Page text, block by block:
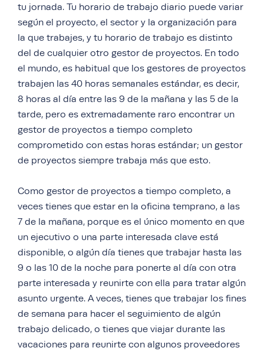
tu jornada. Tu horario de trabajo diario puede variar
según el proyecto, el sector y la organización para
la que trabajes, y tu horario de trabajo es distinto
del de cualquier otro gestor de proyectos. En todo
el mundo, es habitual que los gestores de proyectos
trabajen las 40 horas semanales estándar, es decir,
8 horas al día entre las 9 de la mañana y las 5 de la
tarde, pero es extremadamente raro encontrar un
gestor de proyectos a tiempo completo
comprometido con estas horas estándar; un gestor
de proyectos siempre trabaja más que esto.
Como gestor de proyectos a tiempo completo, a
veces tienes que estar en la oficina temprano, a las
7 de la mañana, porque es el único momento en que
un ejecutivo o una parte interesada clave está
disponible, o algún día tienes que trabajar hasta las
9 o las 10 de la noche para ponerte al día con otra
parte interesada y reunirte con ella para tratar algún
asunto urgente. A veces, tienes que trabajar los fines
de semana para hacer el seguimiento de algún
trabajo delicado, o tienes que viajar durante las
vacaciones para reunirte con algunos proveedores